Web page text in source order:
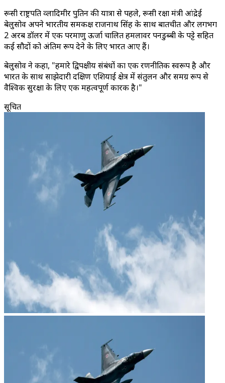
रूसी राष्ट्रपति व्लादिमीर पुतिन की यात्रा से पहले, रूसी रक्षा मंत्री आंद्रेई
बेलुसोव अपने भारतीय समकक्ष राजनाथ सिंह के साथ बातचीत और लगभग
2 अरब डॉलर में एक परमाणु ऊर्जा चालित हमलावर पनडुब्बी के पट्टे सहित
कई सौदों को अंतिम रूप देने के लिए भारत आए हैं।
बेलुसोव ने कहा, "हमारे द्विपक्षीय संबंधों का एक रणनीतिक स्वरूप है और
भारत के साथ साझेदारी दक्षिण एशियाई क्षेत्र में संतुलन और समग्र रूप से
वैश्विक सुरक्षा के लिए एक महत्वपूर्ण कारक है।"
सूचित